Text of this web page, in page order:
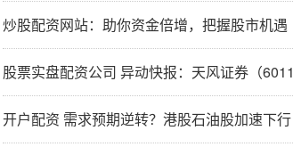
炒股配资网站：助你资金倍增，把握股市机遇
股票实盘配资公司 异动快报：天风证券（601162）8月8日11点8分触及涨停板
开户配资 需求预期逆转？港股石油股加速下行 中石油H股创两个月新低